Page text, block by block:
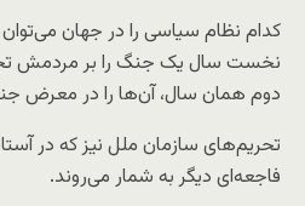
کدام نظام سیاسی را در جهان
نخست سال یک جنگ را بر مردمش
دوم همان سال، آن‌ها را در معرض
تحریم‌های سازمان ملل نیز که در
فاجعه‌ای دیگر به شمار می‌روند.